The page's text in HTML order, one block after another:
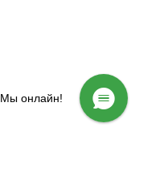
Мы онлайн!